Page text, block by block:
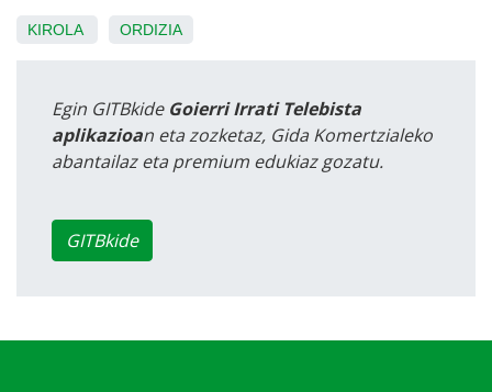
KIROLA ORDIZIA
Egin GITBkide Goierri Irrati Telebista
aplikazioan eta zozketaz, Gida Komertzialeko
abantailaz eta premium edukiaz gozatu.
GITBkide